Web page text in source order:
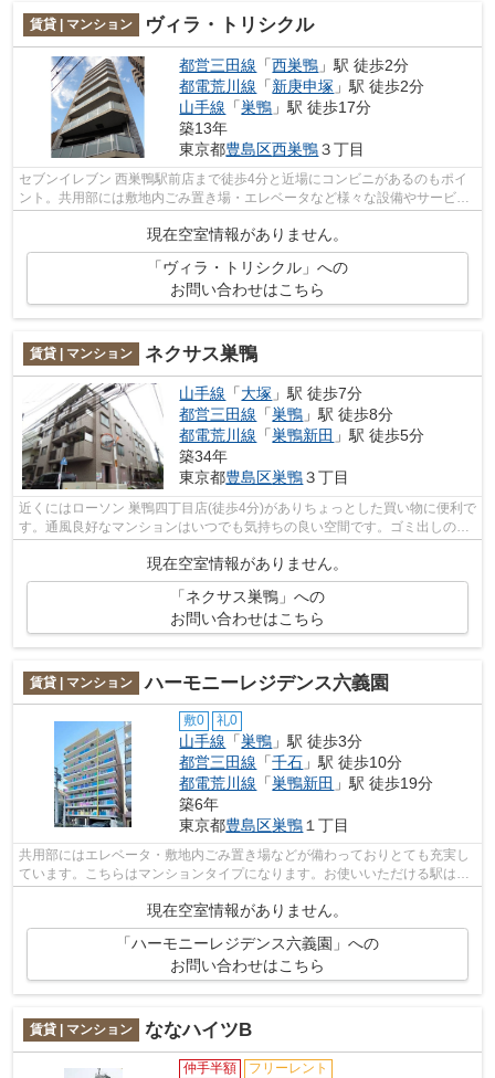
賃貸 | マンション ヴィラ・トリシクル
都営三田線 「西巣鴨 」駅 徒歩2分
都電荒川線 「新庚申塚 」駅 徒歩2分
山手線 「巣鴨 」駅 徒歩17分
築13年
東京都豊島区西巣鴨３丁目
セブンイレブン 西巣鴨駅前店まで徒歩4分と近場にコンビニがあるのもポイ
ント。共用部には敷地内ごみ置き場・エレベータなど様々な設備やサービス
現在空室情報がありません。
「ヴィラ・トリシクル」への
お問い合わせはこちら
賃貸 | マンション ネクサス巣鴨
山手線 「大塚 」駅 徒歩7分
都営三田線 「巣鴨 」駅 徒歩8分
都電荒川線 「巣鴨新田 」駅 徒歩5分
築34年
東京都豊島区巣鴨３丁目
近くにはローソン 巣鴨四丁目店(徒歩4分)がありちょっとした買い物に便利で
す。通風良好なマンションはいつでも気持ちの良い空間です。ゴミ出しの負
担が軽減できる敷地内ごみ置き場付...
現在空室情報がありません。
「ネクサス巣鴨」への
お問い合わせはこちら
賃貸 | マンション ハーモニーレジデンス六義園
敷0 礼0
山手線 「巣鴨 」駅 徒歩3分
都営三田線 「千石 」駅 徒歩10分
都電荒川線 「巣鴨新田 」駅 徒歩19分
築6年
東京都豊島区巣鴨１丁目
共用部にはエレベータ・敷地内ごみ置き場などが備わっておりとても充実し
ています。こちらはマンションタイプになります。お使いいただける駅は2
現在空室情報がありません。
「ハーモニーレジデンス六義園」への
お問い合わせはこちら
賃貸 | マンション ななハイツB
仲手半額 フリーレント